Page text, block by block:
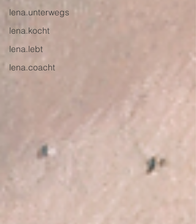
lena.unterwegs
lena.kocht
lena.lebt
lena.coacht